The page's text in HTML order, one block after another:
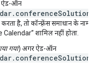
ऐड-ऑन
है, तो कॉन्फ़्रेंस समाधान के नाम में
Calendar” शामिल नहीं होता.
गया) अगर ऐड-ऑन